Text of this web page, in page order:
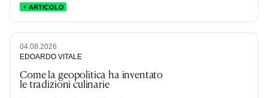
ARTICOLO
04.08.2026
EDOARDO VITALE
Come la geopolitica ha inventato
le tradizioni culinarie